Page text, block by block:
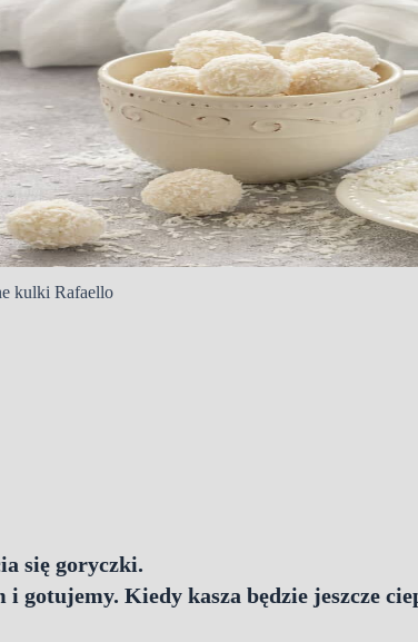
kulki Rafaello
się goryczki.
gotujemy. Kiedy kasza będzie jeszcze